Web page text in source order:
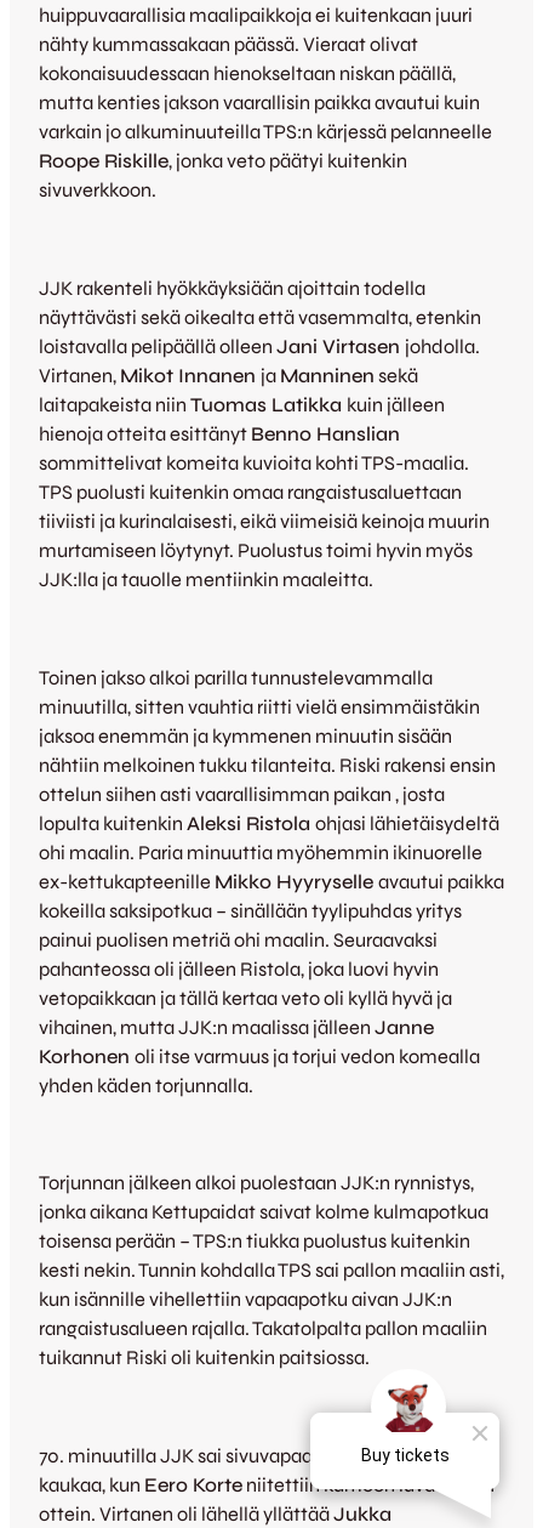
huippuvaarallisia maalipaikkoja ei kuitenkaan juuri
nähty kummassakaan päässä. Vieraat olivat
kokonaisuudessaan hienokseltaan niskan päällä,
mutta kenties jakson vaarallisin paikka avautui kuin
varkain jo alkuminuuteilla TPS:n kärjessä pelanneelle
Roope Riskille, jonka veto päätyi kuitenkin
sivuverkkoon.
JJK rakenteli hyökkäyksiään ajoittain todella
näyttävästi sekä oikealta että vasemmalta, etenkin
loistavalla pelipäällä olleen Jani Virtasen johdolla.
Virtanen, Mikot Innanen ja Manninen sekä
laitapakeista niin Tuomas Latikka kuin jälleen
hienoja otteita esittänyt Benno Hanslian
sommittelivat komeita kuvioita kohti TPS-maalia.
TPS puolusti kuitenkin omaa rangaistusaluettaan
tiiviisti ja kurinalaisesti, eikä viimeisiä keinoja muurin
murtamiseen löytynyt. Puolustus toimi hyvin myös
JJK:lla ja tauolle mentiinkin maaleitta.
Toinen jakso alkoi parilla tunnustelevammalla
minuutilla, sitten vauhtia riitti vielä ensimmäistäkin
jaksoa enemmän ja kymmenen minuutin sisään
nähtiin melkoinen tukku tilanteita. Riski rakensi ensin
ottelun siihen asti vaarallisimman paikan , josta
lopulta kuitenkin Aleksi Ristola ohjasi lähietäisydeltä
ohi maalin. Paria minuuttia myöhemmin ikinuorelle
ex-kettukapteenille Mikko Hyyryselle avautui paikka
kokeilla saksipotkua – sinällään tyylipuhdas yritys
painui puolisen metriä ohi maalin. Seuraavaksi
pahanteossa oli jälleen Ristola, joka luovi hyvin
vetopaikkaan ja tällä kertaa veto oli kyllä hyvä ja
vihainen, mutta JJK:n maalissa jälleen Janne
Korhonen oli itse varmuus ja torjui vedon komealla
yhden käden torjunnalla.
Torjunnan jälkeen alkoi puolestaan JJK:n rynnistys,
jonka aikana Kettupaidat saivat kolme kulmapotkua
toisensa perään – TPS:n tiukka puolustus kuitenkin
kesti nekin. Tunnin kohdalla TPS sai pallon maaliin asti,
kun isännille vihellettiin vapaapotku aivan JJK:n
rangaistusalueen rajalla. Takatolpalta pallon maaliin
tuikannut Riski oli kuitenkin paitsiossa.
70. minuutilla JJK sai sivuvapaapotkun verrattain
kaukaa, kun Eero Korte niitettiin kumoon luvattomin
ottein. Virtanen oli lähellä yllättääJukka